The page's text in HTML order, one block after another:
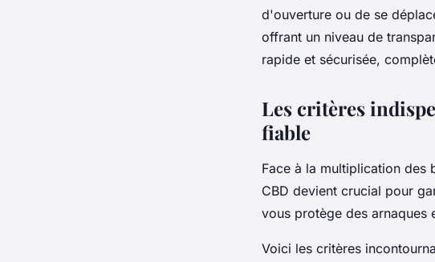
d'ouverture ou de se
offrant un niveau de
rapide et sécurisée,
Les critères
fiable
Face à la multiplication des
CBD devient crucial pour
vous protège des arnaques
Voici les critères